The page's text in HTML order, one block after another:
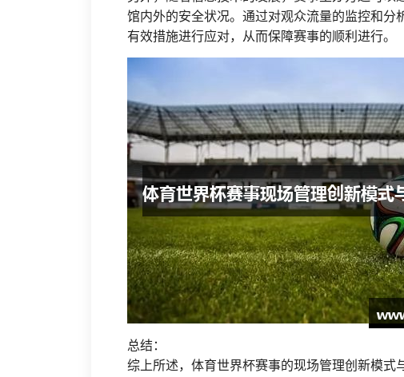
馆内外的安全状况。通过对观众流量的监控和分
有效措施进行应对，从而保障赛事的顺利进行。
总结：
综上所述，体育世界杯赛事的现场管理创新模式